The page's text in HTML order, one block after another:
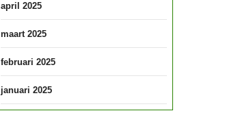
april 2025
maart 2025
februari 2025
januari 2025